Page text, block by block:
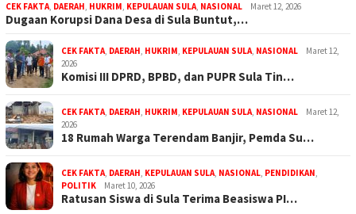
CEK FAKTA, DAERAH, HUKRIM, KEPULAUAN SULA, NASIONAL Maret 12, 2026
Dugaan Korupsi Dana Desa di Sula Buntut,…
CEK FAKTA, DAERAH, HUKRIM, KEPULAUAN SULA, NASIONAL
Maret 12,
2026
Komisi III DPRD, BPBD, dan PUPR Sula Tin…
CEK FAKTA, DAERAH, HUKRIM, KEPULAUAN SULA, NASIONAL
Maret 12,
2026
18 Rumah Warga Terendam Banjir, Pemda Su…
CEK FAKTA, DAERAH, KEPULAUAN SULA, NASIONAL, PENDIDIKAN,
POLITIK
Maret 10, 2026
Ratusan Siswa di Sula Terima Beasiswa PI…